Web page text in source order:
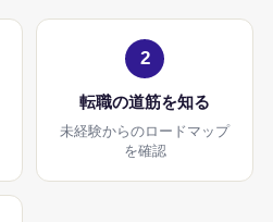
2
転職の道筋を知る
未経験からのロードマップ
を確認